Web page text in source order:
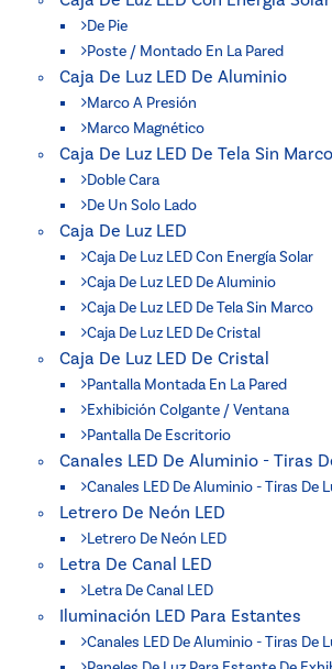
De Pie
Poste / Montado En La Pared
Caja De Luz LED De Aluminio
Marco A Presión
Marco Magnético
Caja De Luz LED De Tela Sin Marco
Doble Cara
De Un Solo Lado
Caja De Luz LED
Caja De Luz LED Con Energía Solar
Caja De Luz LED De Aluminio
Caja De Luz LED De Tela Sin Marco
Caja De Luz LED De Cristal
Caja De Luz LED De Cristal
Pantalla Montada En La Pared
Exhibición Colgante / Ventana
Pantalla De Escritorio
Canales LED De Aluminio - Tiras
Canales LED De Aluminio - Tiras De
Letrero De Neón LED
Letrero De Neón LED
Letra De Canal LED
Letra De Canal LED
Iluminación LED Para Estantes
Canales LED De Aluminio - Tiras De